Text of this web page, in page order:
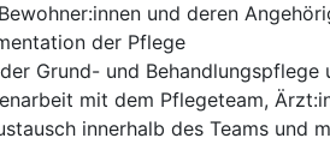
und deren
der Pflege
Grund- und
mit dem Pflegeteam,
innerhalb des Teams und